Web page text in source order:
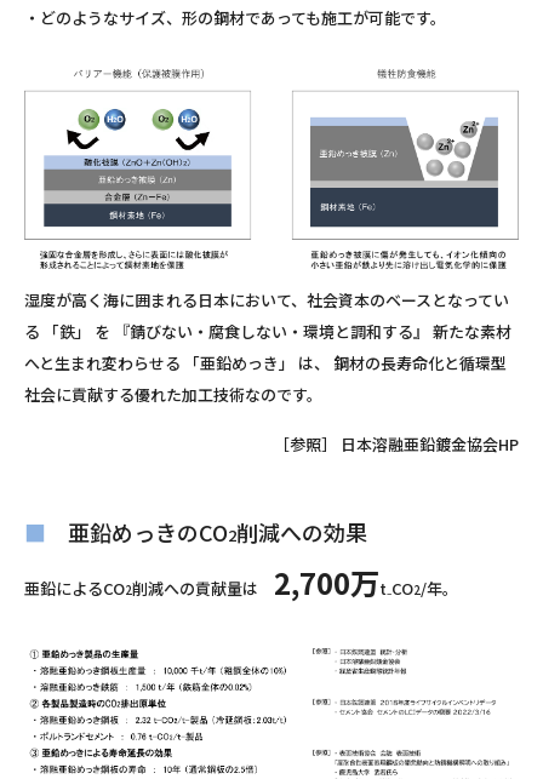
・どのようなサイズ、形の鋼材であっても施工が可能です。
湿度が高く海に囲まれる日本において、社会資本のベースとなってい
る 「鉄」 を 『錆びない・腐食しない・環境と調和する』 新たな素材
へと生まれ変わらせる 「亜鉛めっき」 は、 鋼材の長寿命化と循環型
社会に貢献する優れた加工技術なのです。
［参照］ 日本溶融亜鉛鍍金協会HP
■ 亜鉛めっきのCO2削減への効果
亜鉛によるCO2削減への貢献量は 2,700万t₋CO2/年。